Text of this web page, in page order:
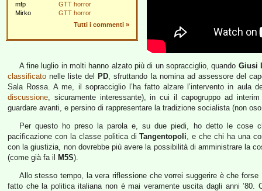
mfp
GTT horror
Mirko
GTT horror
Tutti i commenti »
A fine luglio in molti hanno alzato più di un sopracciglio, quando Giusi
classificato nelle liste del PD, sfruttando la nomina ad assessore del
Sala Rossa. A me, il sopracciglio l’ha fatto alzare l’intervento in aula
discussione, sicuramente interessante), in cui il capogruppo ad
guardare avanti, e persino di rappresentare la tradizione socialista (non
Per questo ho preso la parola e, su due piedi, ho detto le cose
pacificazione con la classe politica diTangentopoli, e che chi ha una
con la giustizia, non dovrebbe più avere la possibilità di amministrare la
(come già fa il
M5S).
Allo stesso tempo, la vera riflessione che vorrei suggerire è che
fatto che la politica italiana non è mai veramente uscita dagli anni ’80.